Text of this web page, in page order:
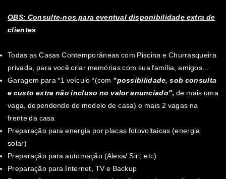
OBS: Consulte-nos para eventual disponibilidade extra de
clientes
Todas as Casas Contemporâneas com Piscina e Churrasqueira
privada, para você criar memórias com sua família, amigos...
Garagem para *1 veículo *(com "possibilidade, sob consulta
e custo extra não incluso no valor anunciado",de mais uma
vaga, dependendo do modelo de casa) e mais 2 vagas na
frente da casa
Preparação para energia por placas fotovoltaicas (energia
solar)
Preparação para automação (Alexa/ Siri, etc)
Preparação para Internet, TV e Backup